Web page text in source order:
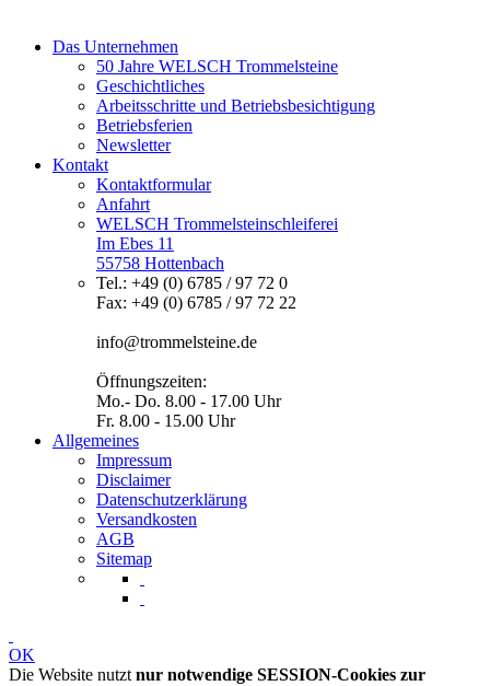
Das Unternehmen
50 Jahre WELSCH Trommelsteine
Geschichtliches
Arbeitsschritte und Betriebsbesichtigung
Betriebsferien
Newsletter
Kontakt
Kontaktformular
Anfahrt
WELSCH Trommelsteinschleiferei
Im Ebes 11
55758 Hottenbach
Tel.: +49 (0) 6785 / 97 72 0
Fax: +49 (0) 6785 / 97 72 22
info@trommelsteine.de
Öffnungszeiten:
Mo.- Do. 8.00 - 17.00 Uhr
Fr. 8.00 - 15.00 Uhr
Allgemeines
Impressum
Disclaimer
Datenschutzerklärung
Versandkosten
AGB
Sitemap
OK
Die Website nutzt nur notwendige SESSION-Cookies zur